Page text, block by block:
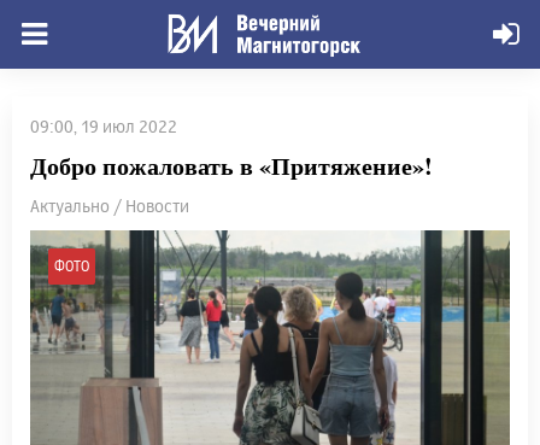
09:00, 19 июл 2022
Добро пожаловать в «Притяжение»!
Актуально / Новости
ФОТО